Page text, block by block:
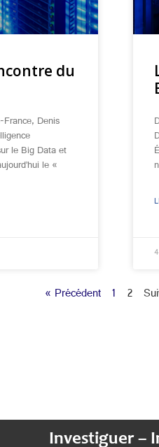
du
Denis
le Big Data et
le «
« Précédent 1 2
Investiguer –